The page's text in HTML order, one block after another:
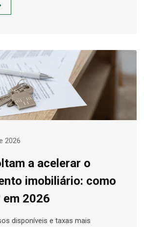
2026
a acelerar o
imobiliário: como
2026
disponíveis e taxas mais